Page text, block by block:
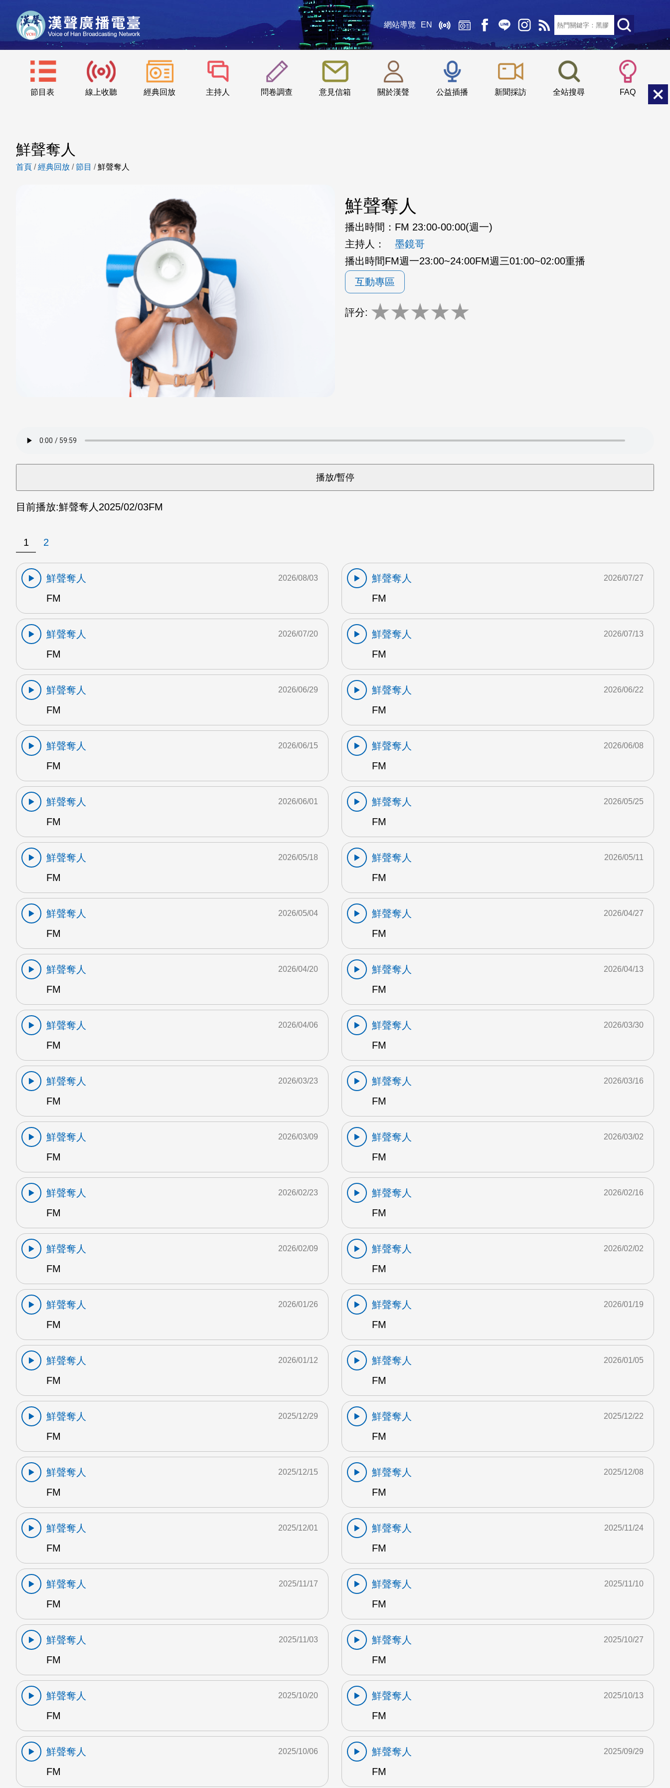
網站導覽 EN
節目表 線上收聽 經典回放 主持人 問卷調查 意見信箱 關於漢聲 公益插播 新聞採訪 全站搜尋 FAQ
::: 小 中
鮮聲奪人
首頁 /經典回放 /節目 /鮮聲奪人
鮮聲奪人
播出時間： FM 23:00-00:00(週一)
主持人：
墨鏡哥
播出時間FM週一23:00~24:00FM週三01:00~02:00重播
互動專區
評分: ★★★★★
目前播放:鮮聲奪人 2025/02/03FM
1 2
鮮聲奪人
FM
2026/08/03
鮮聲奪人
FM
2026/07/27
鮮聲奪人
FM
2026/07/20
鮮聲奪人
FM
2026/07/13
鮮聲奪人
FM
2026/06/29
鮮聲奪人
FM
2026/06/22
鮮聲奪人
FM
2026/06/15
鮮聲奪人
FM
2026/06/08
鮮聲奪人
FM
2026/06/01
鮮聲奪人
FM
2026/05/25
鮮聲奪人
FM
2026/05/18
鮮聲奪人
FM
2026/05/11
鮮聲奪人
FM
2026/05/04
鮮聲奪人
FM
2026/04/27
鮮聲奪人
FM
2026/04/20
鮮聲奪人
FM
2026/04/13
鮮聲奪人
FM
2026/04/06
鮮聲奪人
FM
2026/03/30
鮮聲奪人
FM
2026/03/23
鮮聲奪人
FM
2026/03/16
鮮聲奪人
FM
2026/03/09
鮮聲奪人
FM
2026/03/02
鮮聲奪人
FM
2026/02/23
鮮聲奪人
FM
2026/02/16
鮮聲奪人
FM
2026/02/09
鮮聲奪人
FM
2026/02/02
鮮聲奪人
FM
2026/01/26
鮮聲奪人
FM
2026/01/19
鮮聲奪人
FM
2026/01/12
鮮聲奪人
FM
2026/01/05
鮮聲奪人
FM
2025/12/29
鮮聲奪人
FM
2025/12/22
鮮聲奪人
FM
2025/12/15
鮮聲奪人
FM
2025/12/08
鮮聲奪人
FM
2025/12/01
鮮聲奪人
FM
2025/11/24
鮮聲奪人
FM
2025/11/17
鮮聲奪人
FM
2025/11/10
鮮聲奪人
FM
2025/11/03
鮮聲奪人
FM
2025/10/27
鮮聲奪人
FM
2025/10/20
鮮聲奪人
FM
2025/10/13
鮮聲奪人
FM
2025/10/06
鮮聲奪人
FM
2025/09/29